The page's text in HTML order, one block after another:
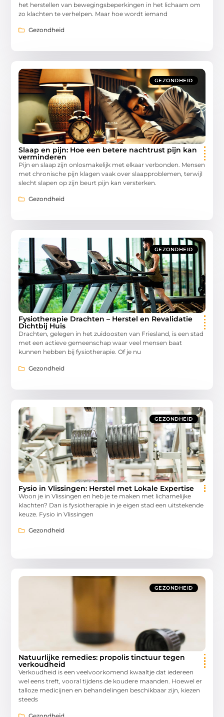
het herstellen van bewegingsbeperkingen in het lichaam om
zo klachten te verhelpen. Maar hoe wordt iemand
Gezondheid
GEZONDHEID
Slaap en pijn: Hoe een betere nachtrust pijn kan
verminderen
Pijn en slaap zijn onlosmakelijk met elkaar verbonden. Mensen
met chronische pijn klagen vaak over slaapproblemen, terwijl
slecht slapen op zijn beurt pijn kan versterken.
Gezondheid
GEZONDHEID
Fysiotherapie Drachten – Herstel en Revalidatie
Dichtbij Huis
Drachten, gelegen in het zuidoosten van Friesland, is een stad
met een actieve gemeenschap waar veel mensen baat
kunnen hebben bij fysiotherapie. Of je nu
Gezondheid
GEZONDHEID
Fysio in Vlissingen: Herstel met Lokale Expertise
Woon je in Vlissingen en heb je te maken met lichamelijke
klachten? Dan is fysiotherapie in je eigen stad een uitstekende
keuze. Fysio in Vlissingen
Gezondheid
GEZONDHEID
Natuurlijke remedies: propolis tinctuur tegen
verkoudheid
Verkoudheid is een veelvoorkomend kwaaltje dat iedereen
wel eens treft, vooral tijdens de koudere maanden. Hoewel er
talloze medicijnen en behandelingen beschikbaar zijn, kiezen
steeds